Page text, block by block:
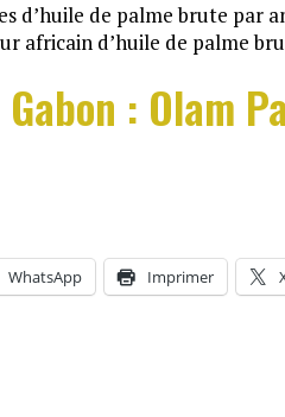
d’huile de palme brute par
africain d’huile de palme
Gabon : Olam
WhatsApp Imprimer